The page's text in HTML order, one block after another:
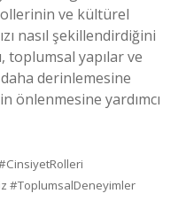
ve kültürel
nasıl şekillendirdiğini
toplumsal yapılar ve
daha derinlemesine
önlenmesine yardımcı
#ToplumsalDeneyimler